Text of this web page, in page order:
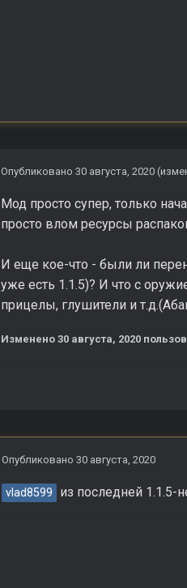
Опубликовано 30 августа, 2020
Мод просто супер, только
просто влом ресурсы
И еще кое-что - были ли
уже есть 1.1.5)? И что с
прицелы, глушители и
Изменено 30 августа, 2020
Опубликовано 30 августа, 2020
vlad8599 из последней 1.1.5-